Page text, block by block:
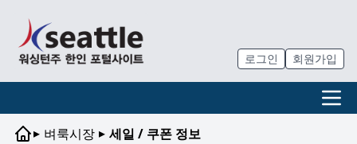
로그인 회원가입
▸ 벼룩시장 ▸ 세일 / 쿠폰 정보